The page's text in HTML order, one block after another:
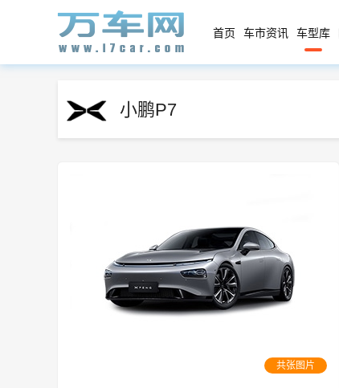
首页 车市资讯 车型库
小鹏P7
共张图片